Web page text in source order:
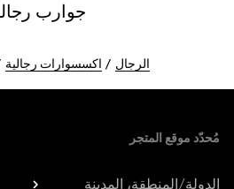
جوارب
الرجال اكسسوارات رجالية
مُحدّد موقع المتجر
الدولة/المنطقة، المدينة